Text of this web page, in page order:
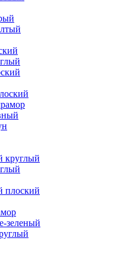
круглый
плоский
зеленый